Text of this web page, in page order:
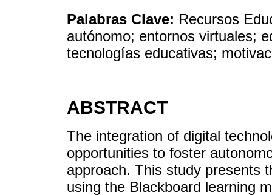
Palabras Clave: Recursos
autónomo; entornos virtuales;
tecnologías educativas;
ABSTRACT
The integration of digital
opportunities to foster
approach. This study presents
using the Blackboard learning